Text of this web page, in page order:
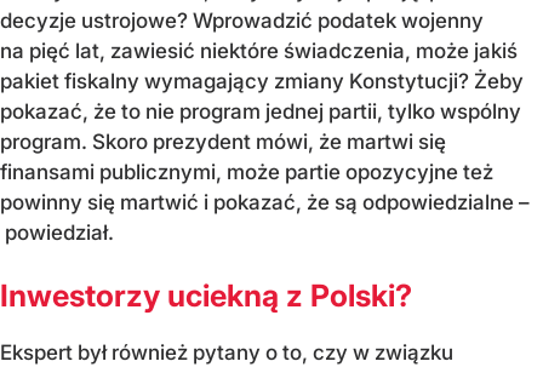
decyzje ustrojowe? Wprowadzić podatek wojenny
na pięć lat, zawiesić niektóre świadczenia, może jakiś
pakiet fiskalny wymagający zmiany Konstytucji? Żeby
pokazać, że to nie program jednej partii, tylko wspólny
program. Skoro prezydent mówi, że martwi się
finansami publicznymi, może partie opozycyjne też
powinny się martwić i pokazać, że są odpowiedzialne –
powiedział.
Inwestorzy uciekną z Polski?
Ekspert był również pytany o to, czy w związku